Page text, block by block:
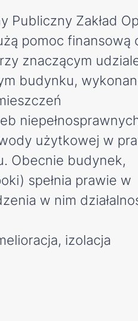
Publiczny Zakład
pomoc finansową
znaczącym
budynku,
użytkowej w
Obecnie budynek,
spełnia prawie w
w nim
izolacja